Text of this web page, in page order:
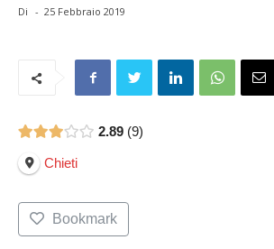
Di - 25 Febbraio 2019
2.89 9
Chieti
Bookmark